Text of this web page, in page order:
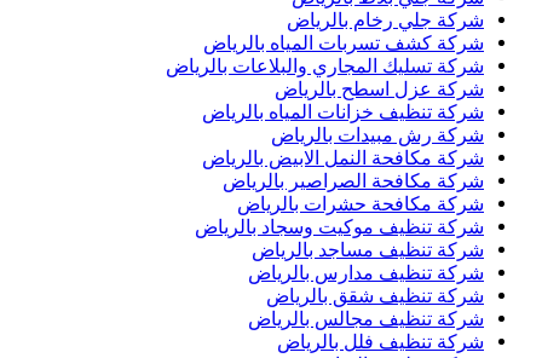
شركة جلي رخام بالرياض
شركة كشف تسربات المياه بالرياض
شركة تسليك المجاري والبلاعات بالرياض
شركة عزل اسطح بالرياض
شركة تنظيف خزانات المياه بالرياض
شركة رش مبيدات بالرياض
شركة مكافحة النمل الابيض بالرياض
شركة مكافحة الصراصير بالرياض
شركة مكافحة حشرات بالرياض
شركة تنظيف موكيت وسجاد بالرياض
شركة تنظيف مساجد بالرياض
شركة تنظيف مدارس بالرياض
شركة تنظيف شقق بالرياض
شركة تنظيف مجالس بالرياض
شركة تنظيف فلل بالرياض